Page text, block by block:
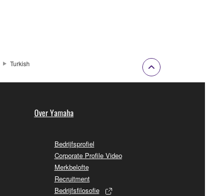
Turkish
Over Yamaha
Bedrijfsprofiel
Corporate Profile Video
Merkbelofte
Recruitment
Bedrijfsfilosofie